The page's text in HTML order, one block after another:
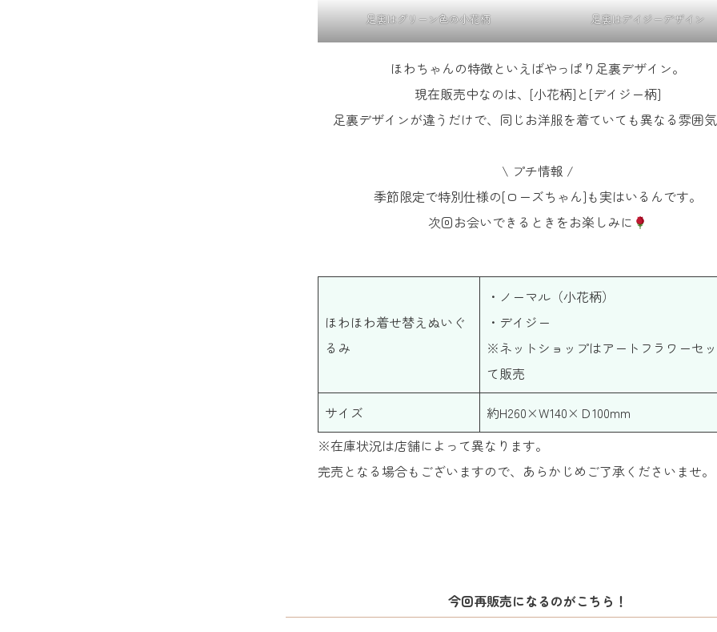
足裏はグリーン色の小花柄 足裏はデイジーデザイン
ほわちゃんの特徴といえばやっぱり足裏デザイン。
現在販売中なのは、[小花柄]と[デイジー柄]
足裏デザインが違うだけで、同じお洋服を着ていても異なる雰囲
\ プチ情報 /
季節限定で特別仕様の[ローズちゃん]も実はいるんです。
次回お会いできるときをお楽しみに
ほわほわ着せ替えぬいぐ
るみ
・ノーマル（小花柄）
・デイジー
※ネットショップはアートフラワーセ
て販売
サイズ
約H260×W140×Ｄ100mm
※在庫状況は店舗によって異なります。
完売となる場合もございますので、あらかじめご了承くださいませ。
今回再販売になるのがこちら！